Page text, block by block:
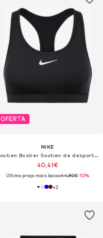
OFERTA
NIKE
Soutien Bustier Soutien de desporto 'SWOOSH'
40,41€
Último preço mais baixo:44,90€-10%
+2